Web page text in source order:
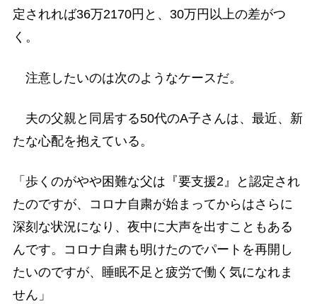
定されれば36万2170円と、30万円以上の差がつ
く。
注意したいのは次のようなケースだ。
夫の父親と同居する50代のA子さんは、最近、新
たな心配を抱えている。
「歩くのがやや困難な父は『要支援2』と認定され
たのですが、コロナ自粛が始まってからはさらに
深刻な状況になり、夜中に大声を出すこともある
んです。コロナ自粛も明けたのでパートを再開し
たいのですが、睡眠不足と疲労で働く気になれま
せん」